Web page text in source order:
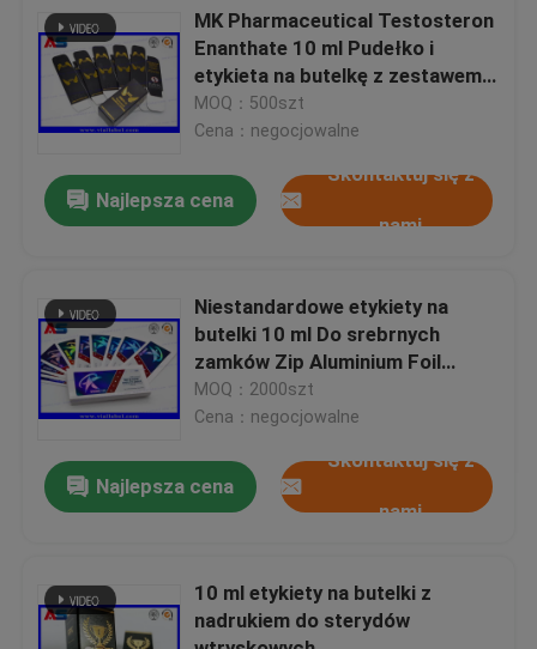
Produkty
O nas
Wycieczka po fabryce
Skontaktuj się z nami
Poprosić o wycenę
Etykiety 10ml Fiolka
Etykiety na małe butelki
MK Pharmaceutical Testosteron
Enanthate 10 ml Pudełko i
etykieta na butelkę z zestawem
fiolek
MOQ：500szt
Cena：negocjowalne
Najlepsza cena
Skontaktuj się z
nami
Niestandardowe etykiety na
butelki 10 ml Do srebrnych
zamków Zip Aluminium Foil
Pounch Drukowanie szklanych
etykiet na fiolki
MOQ：2000szt
Cena：negocjowalne
Najlepsza cena
Skontaktuj się z
nami
10 ml etykiety na butelki z
nadrukiem do sterydów